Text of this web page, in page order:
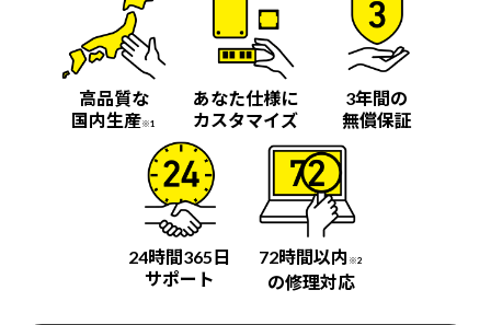
高品質な
国内生産※1
あなた仕様に
カスタマイズ
3年間の
無償保証
24時間365日
サポート
72時間以内 ※2
の修理対応